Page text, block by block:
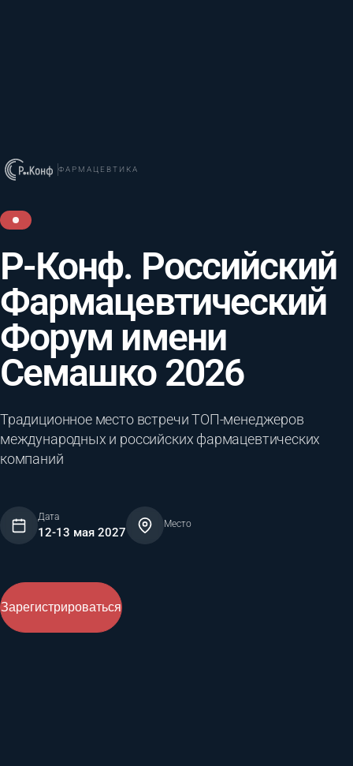
ФАРМАЦЕВТИКА
Р-Конф. Российский
Фармацевтический
Форум имени
Семашко 2026
Традиционное место встречи ТОП-менеджеров
международных и российских фармацевтических
компаний
Дата
12-13 мая 2027
Место
Зарегистрироваться